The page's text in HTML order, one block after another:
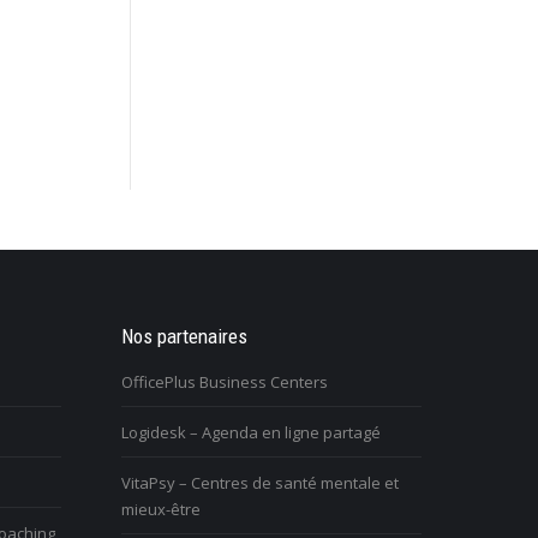
retraité et je ressens un grand
changement et vous êtes mal à
J’ai des problèmes relationnels avec
Vous n’arrivez pas à surmonter une
disproportionnée dans une relation
Nos partenaires
OfficePlus Business Centers
Logidesk – Agenda en ligne partagé
VitaPsy – Centres de santé mentale et
mieux-être